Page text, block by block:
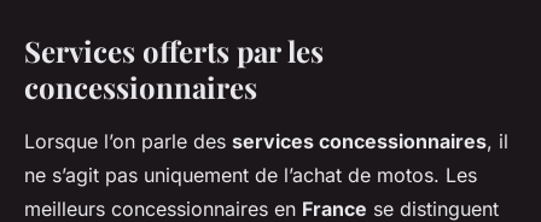
Services offerts par les
concessionnaires
Lorsque l’on parle des services concessionnaires, il
ne s’agit pas uniquement de l’achat de motos. Les
meilleurs concessionnaires en France se distinguent